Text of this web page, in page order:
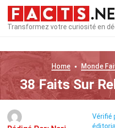
Transformez votre curiosité en
Home Monde
38 Faits Sur
Vérifié